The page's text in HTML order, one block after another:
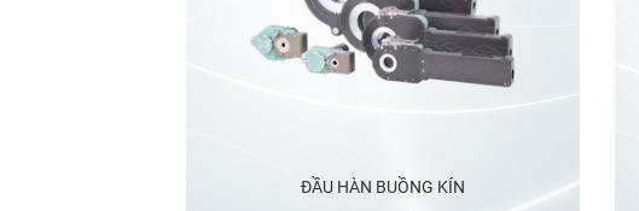
ĐẦU HÀN BUỒNG KÍN
BH40: 6,35-38,1mm
BH80: 19,05-76,2mm